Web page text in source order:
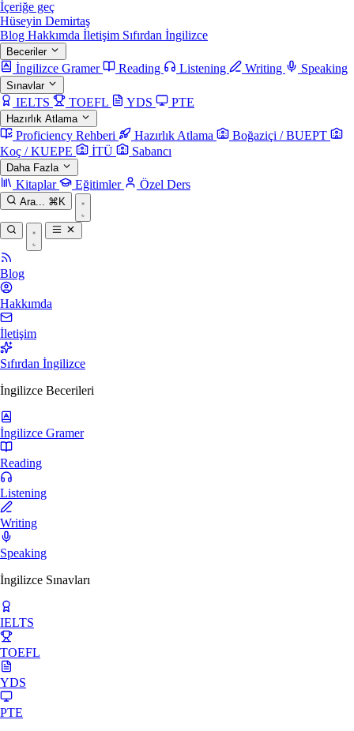
İçeriğe geç
Hüseyin Demirtaş
Blog Hakkımda İletişim Sıfırdan İngilizce
Beceriler
İngilizce Gramer Reading Listening Writing Speaking
Sınavlar
IELTS TOEFL YDS PTE
Hazırlık Atlama
Proficiency Rehberi Hazırlık Atlama
Boğaziçi / BUEPT
Koç / KUEPE
İTÜ Sabancı
Daha Fazla
Kitaplar Eğitimler Özel Ders
Ara... ⌘K
Blog
Hakkımda
İletişim
Sıfırdan İngilizce
İngilizce Becerileri
İngilizce Gramer
Reading
Listening
Writing
Speaking
İngilizce Sınavları
IELTS
TOEFL
YDS
PTE